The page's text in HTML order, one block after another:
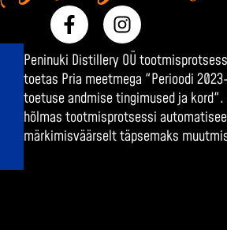
F
a
c
e
b
o
o
k
I
n
s
t
a
g
r
a
Peninuki Distillery OÜ
toetas Pria meetmega "Perioodi
toetuse andmise tingimused ja
hõlmas tootmisprotsessi
märkimisväärselt täpsemaks